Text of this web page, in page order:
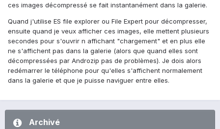
ces images décompressé se fait instantanément dans la galerie.
Quand j'utilise ES file explorer ou File Expert pour décompresser,
ensuite quand je veux afficher ces images, elle mettent plusieurs
secondes pour s'ouvrir n affichant "chargement" et en plus elle
ne s'affichent pas dans la galerie (alors que quand elles sont
décompressées par Androzip pas de problèmes). Je dois alors
redémarrer le téléphone pour qu'elles s'affichent normalement
dans la galerie et que je puisse naviguer entre elles.
Archivé